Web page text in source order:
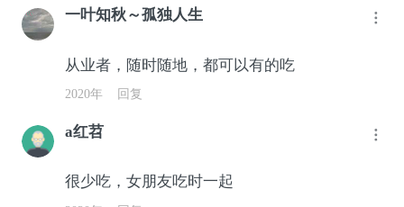
一叶知秋～孤独人生
从业者，随时随地，都可以有的吃
2020年 回复
a红苕
很少吃，女朋友吃时一起